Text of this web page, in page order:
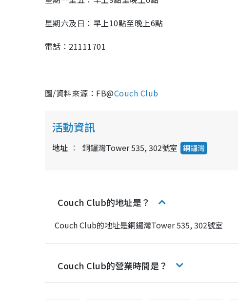
星期六及日：早上10點至晚上6點
電話：21111701
圖/資料來源：FB@Couch Club
活動資訊
地址 銅鑼灣Tower 535, 302號室 銅鑼灣
Couch Club的地址是？
Couch Club的地址是銅鑼灣Tower 535, 302號室
Couch Club的營業時間是？